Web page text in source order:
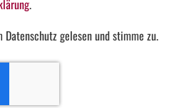
.
gelesen und stimme zu.